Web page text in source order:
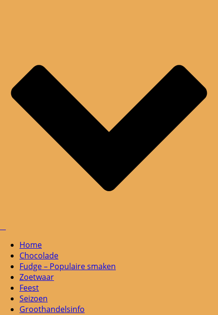
Home
Chocolade
Fudge – Populaire smaken
Zoetwaar
Feest
Seizoen
Groothandelsinfo